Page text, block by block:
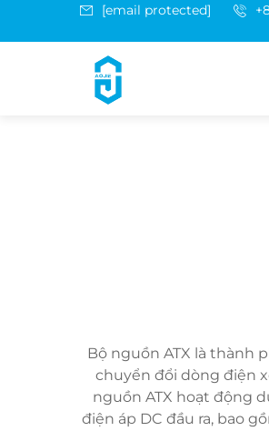
[email protected]
Bộ nguồn ATX là thành
chuyển đổi dòng điện
nguồn ATX hoạt động
điện áp DC đầu ra, bao